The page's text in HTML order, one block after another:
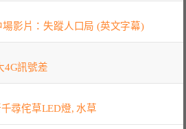
場影片：失蹤人口局 (英文字幕)
4G訊號差
尋侘草LED燈, 水草